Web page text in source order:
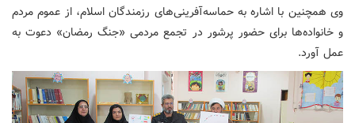
وی همچنین با اشاره به حماسه‌آفرینی‌های رزمندگان اسلام، از عموم مردم
و خانواده‌ها برای حضور پرشور در تجمع مردمی «جنگ رمضان» دعوت به
عمل آورد.